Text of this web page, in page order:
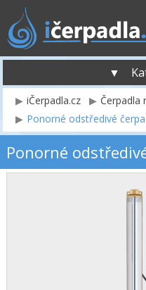
▼
iČerpadla.cz
Čerpadla
Ponorné odstředivé
Ponorné